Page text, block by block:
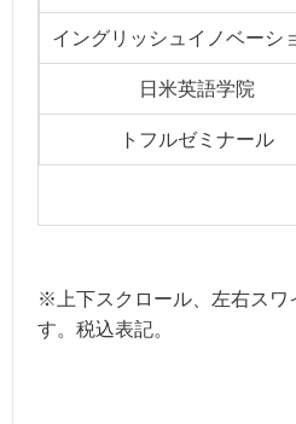
イングリッシュイノベーシ
日米英語学院
トフルゼミナール
※上下スクロール、左右スワ
す。税込表記。